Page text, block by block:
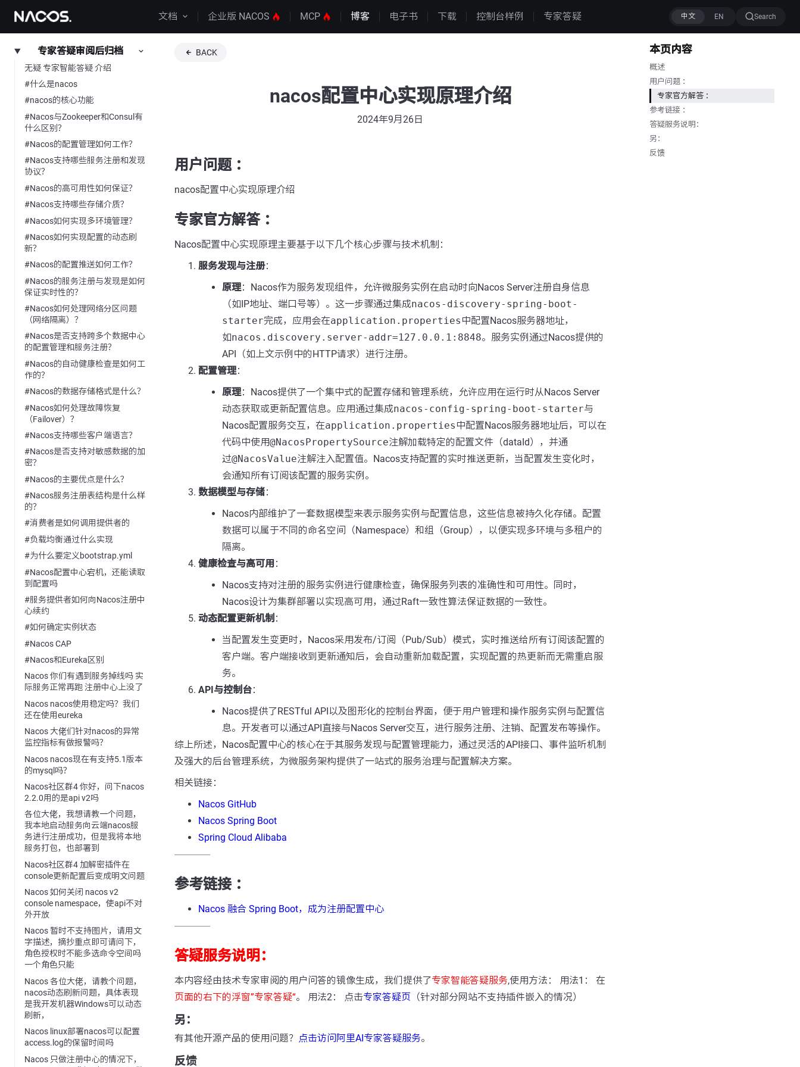
文档 企业版 NACOS MCP 博客 电子书 下载 控制台样例 专家答疑 Search
专家答疑审阅后归档
无疑 专家智能答疑 介绍
#什么是nacos
#nacos的核心功能
#Nacos与Zookeeper和Consul有
什么区别？
#Nacos的配置管理如何工作？
#Nacos支持哪些服务注册和发现
协议？
#Nacos的高可用性如何保证？
#Nacos支持哪些存储介质？
#Nacos如何实现多环境管理？
#Nacos如何实现配置的动态刷
新？
#Nacos的配置推送如何工作？
#Nacos的服务注册与发现是如何
保证实时性的？
#Nacos如何处理网络分区问题
（网络隔离）？
#Nacos是否支持跨多个数据中心
的配置管理和服务注册？
#Nacos的自动健康检查是如何工
作的？
#Nacos的数据存储格式是什么？
#Nacos如何处理故障恢复
（Failover）？
#Nacos支持哪些客户端语言？
#Nacos是否支持对敏感数据的加
密？
#Nacos的主要优点是什么？
#Nacos服务注册表结构是什么样
的？
#消费者是如何调用提供者的
#负载均衡通过什么实现
#为什么要定义bootstrap.yml
#Nacos配置中心宕机，还能读取
到配置吗
#服务提供者如何向Nacos注册中
心续约
#如何确定实例状态
#Nacos CAP
#Nacos和Eureka区别
Nacos 你们有遇到服务掉线吗 实
际服务正常再跑 注册中心上没了
Nacos nacos使用稳定吗？我们
还在使用eureka
Nacos 大佬们针对nacos的异常
监控指标有做报警吗？
Nacos nacos现在有支持5.1版本
的mysql吗？
Nacos社区群4 你好，问下nacos
2.2.0用的是api v2吗
各位大佬，我想请教一个问题，
我本地启动服务向云端nacos服
务进行注册成功，但是我将本地
服务打包，也部署到
Nacos社区群4 加解密插件在
console更新配置后变成明文问题
Nacos 如何关闭 nacos v2
console namespace，使api不对
外开放
Nacos 暂时不支持图片，请用文
字描述，摘抄重点即可请问下，
角色授权时不能多选命令空间吗
一个角色只能
Nacos 各位大佬，请教个问题，
nacos动态刷新问题，具体表现
是我开发机器Windows可以动态
刷新，
Nacos linux部署nacos可以配置
access.log的保留时间吗
Nacos 只做注册中心的情况下，
BACK
nacos配置中心实现原理介绍
2024年9月26日
用户问题 ：
nacos配置中心实现原理介绍
专家官方解答 ：
Nacos配置中心实现原理主要基于以下几个核心步骤与技术机制：
服务发现与注册：
原理：Nacos作为服务发现组件，允许微服务实例在启动时向Nacos Server注册自身信息
（如IP地址、端口号等）。这一步骤通过集成nacos-discovery-spring-boot-
starter完成，应用会在application.properties 中配置Nacos服务器地址，
如nacos.discovery.server-addr=127.0.0.1:8848。服务实例通过Nacos提供的
API（如上文示例中的HTTP请求）进行注册。
配置管理：
原理：Nacos提供了一个集中式的配置存储和管理系统，允许应用在运行时从Nacos Server
动态获取或更新配置信息。应用通过集成nacos-config-spring-boot-starter与
Nacos配置服务交互，在application.properties 中配置Nacos服务器地址后，可以在
代码中使用@NacosPropertySource注解加载特定的配置文件（dataId），并通
过@NacosValue注解注入配置值。Nacos支持配置的实时推送更新，当配置发生变化时，
会通知所有订阅该配置的服务实例。
数据模型与存储：
Nacos内部维护了一套数据模型来表示服务实例与配置信息，这些信息被持久化存储。配置
数据可以属于不同的命名空间（Namespace）和组（Group），以便实现多环境与多租户的
隔离。
健康检查与高可用 ：
Nacos支持对注册的服务实例进行健康检查，确保服务列表的准确性和可用性。同时，
Nacos设计为集群部署以实现高可用，通过Raft一致性算法保证数据的一致性。
动态配置更新机制 ：
当配置发生变更时，Nacos采用发布/订阅（Pub/Sub）模式，实时推送给所有订阅该配置的
客户端。客户端接收到更新通知后，会自动重新加载配置，实现配置的热更新而无需重启服
务。
API与控制台：
Nacos提供了RESTful API以及图形化的控制台界面，便于用户管理和操作服务实例与配置信
息。开发者可以通过API直接与Nacos Server交互，进行服务注册、注销、配置发布等操作。
综上所述，Nacos配置中心的核心在于其服务发现与配置管理能力，通过灵活的API接口、事件监听机制
及强大的后台管理系统，为微服务架构提供了一站式的服务治理与配置解决方案。
相关链接：
Nacos GitHub
Nacos Spring Boot
Spring Cloud Alibaba
---------------
参考链接 ：
Nacos 融合 Spring Boot，成为注册配置中心
---------------
答疑服务说明：
本内容经由技术专家审阅的用户问答的镜像生成，我们提供了专家智能答疑服务,使用方法： 用法1： 在
页面的右下的浮窗”专家答疑“。 用法2： 点击专家答疑页 （针对部分网站不支持插件嵌入的情况）
另：
有其他开源产品的使用问题？ 点击访问阿里AI专家答疑服务。
反馈
本页内容
概述
用户问题 ：
专家官方解答 ：
参考链接 ：
答疑服务说明：
另：
反馈